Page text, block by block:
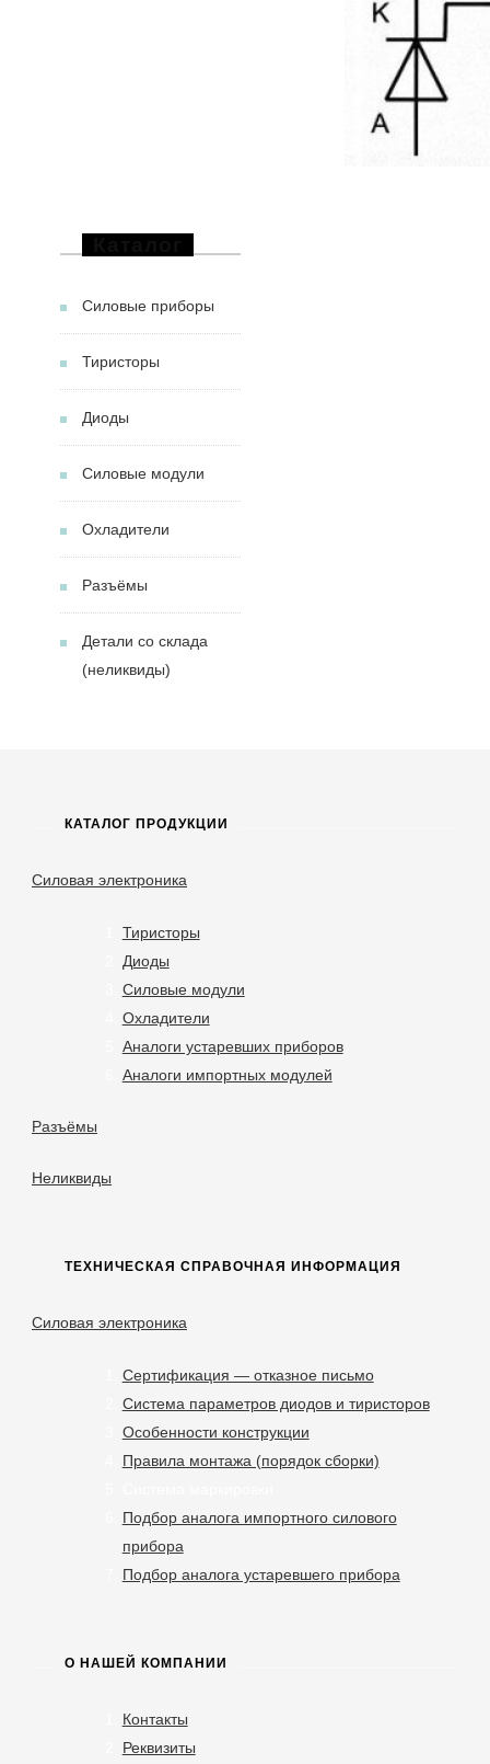
Силовые приборы
Тиристоры
Диоды
Силовые модули
Охладители
Разъёмы
Детали со склада
(неликвиды)
КАТАЛОГ ПРОДУКЦИИ
Силовая электроника
Тиристоры
Диоды
Силовые модули
Охладители
Аналоги устаревших приборов
Аналоги импортных модулей
Разъёмы
Неликвиды
ТЕХНИЧЕСКАЯ СПРАВОЧНАЯ ИНФОРМАЦИЯ
Силовая электроника
Сертификация — отказное письмо
Система параметров диодов и тиристоров
Особенности конструкции
Правила монтажа (порядок сборки)
Подбор аналога импортного силового
прибора
Подбор аналога устаревшего прибора
О НАШЕЙ КОМПАНИИ
Контакты
Реквизиты